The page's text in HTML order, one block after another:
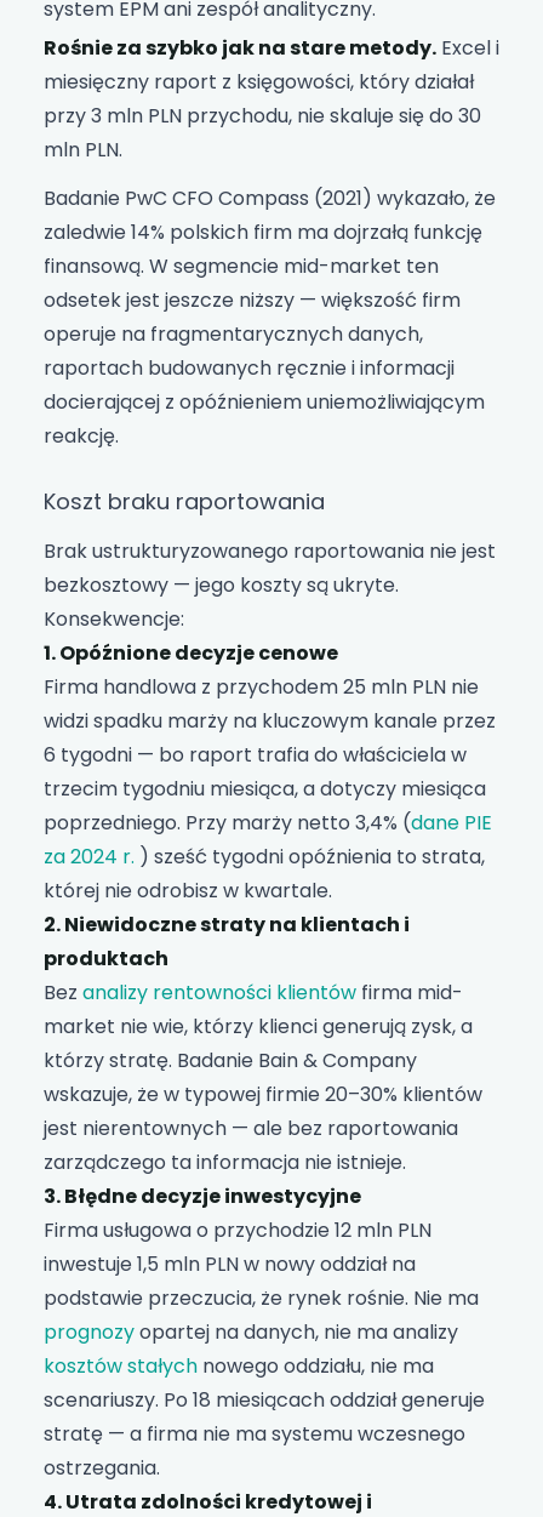
system EPM ani zespół analityczny.
Rośnie za szybko jak na stare metody. Excel i
miesięczny raport z księgowości, który działał
przy 3 mln PLN przychodu, nie skaluje się do 30
mln PLN.
Badanie PwC CFO Compass (2021) wykazało, że
zaledwie 14% polskich firm ma dojrzałą funkcję
finansową. W segmencie mid-market ten
odsetek jest jeszcze niższy — większość firm
operuje na fragmentarycznych danych,
raportach budowanych ręcznie i informacji
docierającej z opóźnieniem uniemożliwiającym
reakcję.
Koszt braku raportowania
Brak ustrukturyzowanego raportowania nie jest
bezkosztowy — jego koszty są ukryte.
Konsekwencje:
1. Opóźnione decyzje cenowe
Firma handlowa z przychodem 25 mln PLN nie
widzi spadku marży na kluczowym kanale przez
6 tygodni — bo raport trafia do właściciela w
trzecim tygodniu miesiąca, a dotyczy miesiąca
poprzedniego. Przy marży netto 3,4% (dane PIE
za 2024 r. ) sześć tygodni opóźnienia to strata,
której nie odrobisz w kwartale.
2. Niewidoczne straty na klientach i
produktach
Bez analizy rentowności klientów firma mid-
market nie wie, którzy klienci generują zysk, a
którzy stratę. Badanie Bain & Company
wskazuje, że w typowej firmie 20–30% klientów
jest nierentownych — ale bez raportowania
zarządczego ta informacja nie istnieje.
3. Błędne decyzje inwestycyjne
Firma usługowa o przychodzie 12 mln PLN
inwestuje 1,5 mln PLN w nowy oddział na
podstawie przeczucia, że rynek rośnie. Nie ma
prognozyopartej na danych, nie ma analizy
kosztów stałych nowego oddziału, nie ma
scenariuszy. Po 18 miesiącach oddział generuje
stratę — a firma nie ma systemu wczesnego
ostrzegania.
4. Utrata zdolności kredytowej i